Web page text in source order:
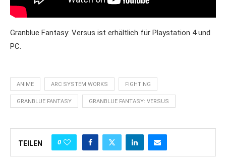
Granblue Fantasy: Versus ist erhältlich für Playstation 4 und
PC.
ANIME ARC SYSTEM WORKS FIGHTING
GRANBLUE FANTASY GRANBLUE FANTASY: VERSUS
TEILEN 0